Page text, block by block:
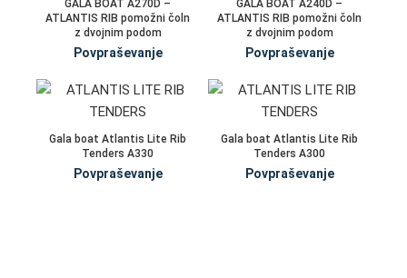
GALA BOAT A270D –
ATLANTIS RIB pomožni čoln
z dvojnim podom
Povpraševanje
GALA BOAT A240D –
ATLANTIS RIB pomožni čoln
z dvojnim podom
Povpraševanje
Gala boat Atlantis Lite Rib
Tenders A330
Povpraševanje
Gala boat Atlantis Lite Rib
Tenders A300
Povpraševanje